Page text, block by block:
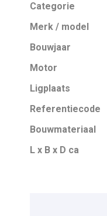
Categorie
Merk / model
Bouwjaar
Motor
Ligplaats
Referentiecode
Bouwmateriaal
L x B x D ca